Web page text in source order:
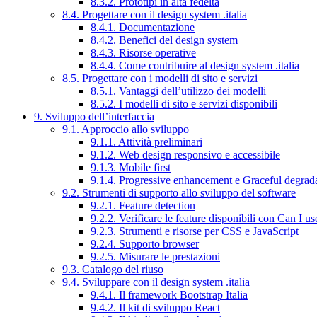
8.4. Progettare con il design system .italia
8.4.1. Documentazione
8.4.2. Benefici del design system
8.4.3. Risorse operative
8.4.4. Come contribuire al design system .italia
8.5. Progettare con i modelli di sito e servizi
8.5.1. Vantaggi dell’utilizzo dei modelli
8.5.2. I modelli di sito e servizi disponibili
9. Sviluppo dell’interfaccia
9.1. Approccio allo sviluppo
9.1.1. Attività preliminari
9.1.2. Web design responsivo e accessibile
9.1.3. Mobile first
9.1.4. Progressive enhancement e Graceful
9.2. Strumenti di supporto allo sviluppo del software
9.2.1. Feature detection
9.2.2. Verificare le feature disponibili con Can I
9.2.3. Strumenti e risorse per CSS e JavaScript
9.2.4. Supporto browser
9.2.5. Misurare le prestazioni
9.3. Catalogo del riuso
9.4. Sviluppare con il design system .italia
9.4.1. Il framework Bootstrap Italia
9.4.2. Il kit di sviluppo React